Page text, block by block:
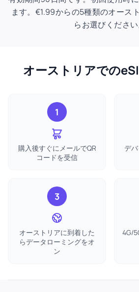
ます。€1.99からの5種類のオース
らお選びください
オーストリアでの
1
購入後すぐにメールでQR
コードを受信
デ
3
オーストリアに到着した
らデータローミングをオ
ン
4G/